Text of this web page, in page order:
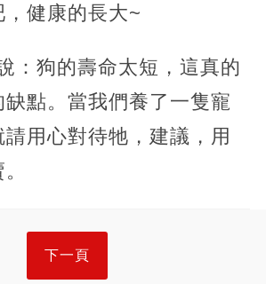
健康的長大~
：狗的壽命太短，這真的
點。當我們養了一隻寵
用心對待牠，建議，用
下一頁